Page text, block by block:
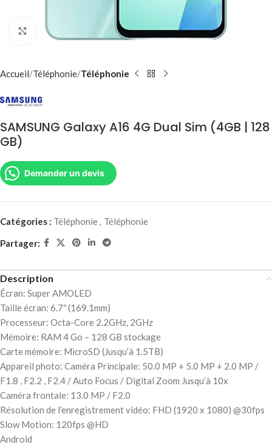
Agrandir
Accueil Téléphonie Téléphonie
SAMSUNG Galaxy A16 4G Dual Sim (4GB | 128
GB)
Demander un devis
Catégories : Téléphonie, Téléphonie
Partager:
Description
Écran: Super AMOLED
Taille écran: 6.7″ (169.1mm)
Processeur: Octa-Core 2.2GHz, 2GHz
Mémoire: RAM 4 Go – 128 GB stockage
Carte mémoire: MicroSD (Jusqu’à 1.5TB)
Appareil photo: Caméra Principale: 50.0 MP + 5.0 MP + 2.0 MP /
F1.8 , F2.2 , F2.4 / Auto Focus / Digital Zoom Jusqu’à 10x
Caméra frontale: 13.0 MP / F2.0
Résolution de l’enregistrement vidéo: FHD (1920 x 1080) @30fps
Slow Motion: 120fps @HD
Android